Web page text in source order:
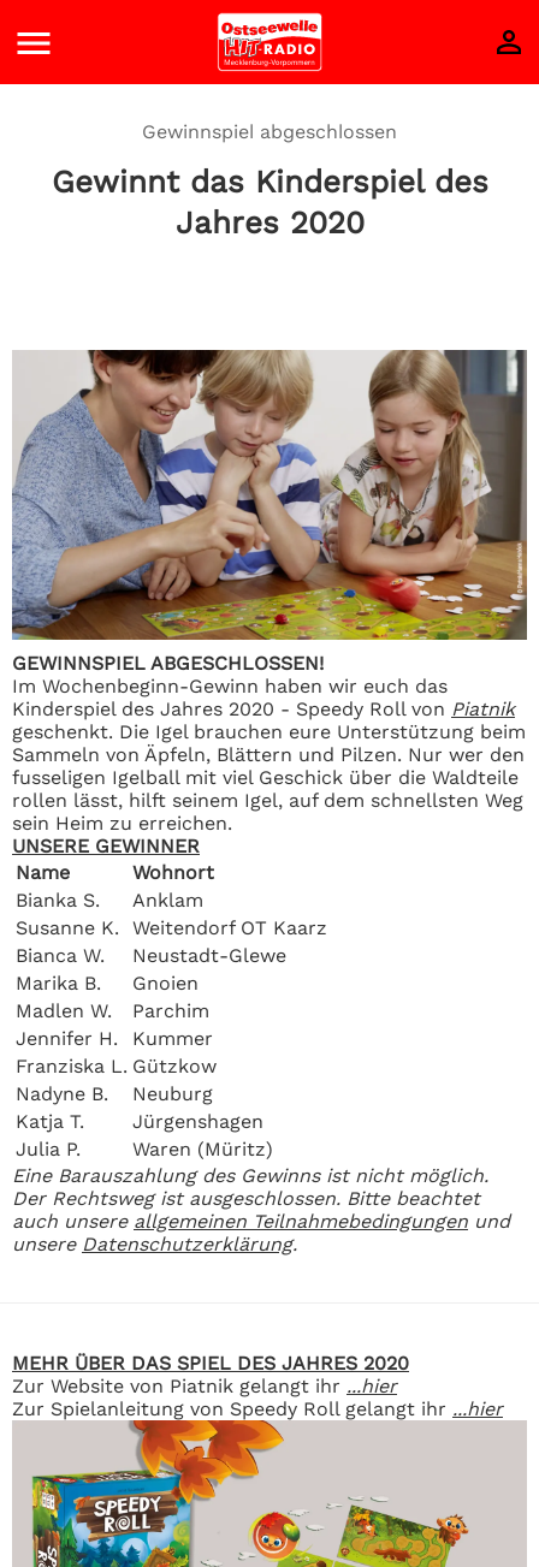
Gewinnspiel abgeschlossen
Gewinnt das Kinderspiel des
Jahres 2020
GEWINNSPIEL ABGESCHLOSSEN!
Im Wochenbeginn-Gewinn haben wir euch das
Kinderspiel des Jahres 2020 - Speedy Roll von Piatnik
geschenkt. Die Igel brauchen eure Unterstützung beim
Sammeln von Äpfeln, Blättern und Pilzen. Nur wer den
fusseligen Igelball mit viel Geschick über die Waldteile
rollen lässt, hilft seinem Igel, auf dem schnellsten Weg
sein Heim zu erreichen.
UNSERE GEWINNER
Name
Wohnort
Bianka S.
Anklam
Susanne K.
Weitendorf OT Kaarz
Bianca W.
Neustadt-Glewe
Marika B.
Gnoien
Madlen W.
Parchim
Jennifer H.
Kummer
Franziska L. Gützkow
Nadyne B.
Neuburg
Katja T.
Jürgenshagen
Julia P.
Waren (Müritz)
Eine Barauszahlung des Gewinns ist nicht möglich.
Der Rechtsweg ist ausgeschlossen. Bitte beachtet
auch unsere allgemeinen Teilnahmebedingungen und
unsere Datenschutzerklärung.
MEHR ÜBER DAS SPIEL DES JAHRES 2020
Zur Website von Piatnik gelangt ihr ...hier
Zur Spielanleitung von Speedy Roll gelangt ihr ...hier